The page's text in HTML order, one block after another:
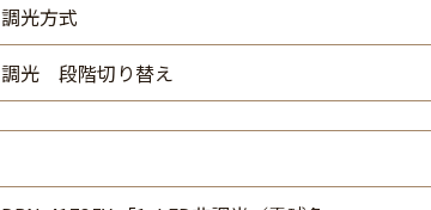
調光方式
調光 段階切り替え